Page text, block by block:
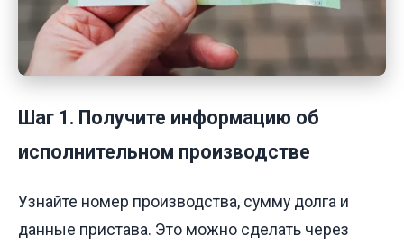
Шаг 1. Получите информацию об
исполнительном производстве
Узнайте номер производства, сумму долга и
данные пристава. Это можно сделать через